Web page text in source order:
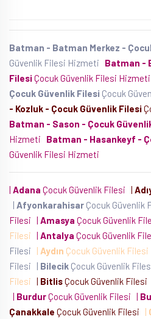
Batman - Batman Merkez -
Güvenlik Filesi Hizmeti
Batman -
FilesiÇocuk Güvenlik Filesi Hizmeti
Çocuk Güvenlik Filesi Çocuk
- Kozluk - Çocuk Güvenlik Filesi
Batman - Sason - Çocuk
Hizmeti
Batman - Hasankeyf -
Güvenlik Filesi Hizmeti
| Adana Çocuk Güvenlik Filesi |
| Afyonkarahisar Çocuk Güvenlik
Filesi | Amasya Çocuk Güvenlik
Filesi | Antalya Çocuk Güvenlik
Filesi
| Aydın Çocuk Güvenlik Filesi
Filesi
| Bilecik Çocuk Güvenlik
Filesi | BitlisÇocuk Güvenlik Filesi
| BurdurÇocuk Güvenlik Filesi |
Çanakkale Çocuk Güvenlik Filesi |